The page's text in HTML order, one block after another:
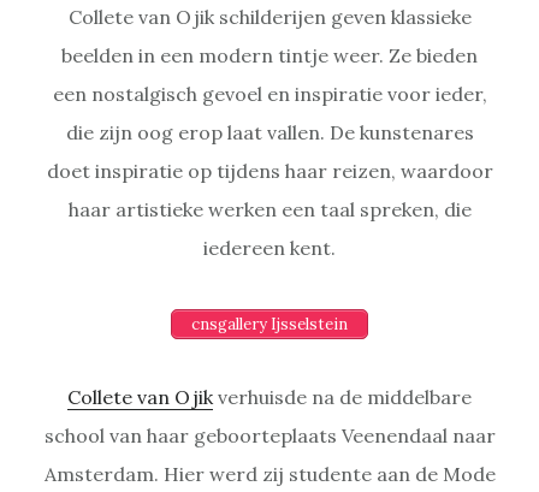
Collete van Ojik schilderijen geven klassieke
beelden in een modern tintje weer. Ze bieden
een nostalgisch gevoel en inspiratie voor ieder,
die zijn oog erop laat vallen. De kunstenares
doet inspiratie op tijdens haar reizen, waardoor
haar artistieke werken een taal spreken, die
iedereen kent.
cnsgallery Ijsselstein
Collete van Ojik verhuisde na de middelbare
school van haar geboorteplaats Veenendaal naar
Amsterdam. Hier werd zij studente aan de Mode